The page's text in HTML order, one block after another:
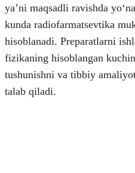
yaʼni maqsadli ravishda
kunda radiofarmatsevtika
hisoblanadi. Preparatlarni
fizikaning hisoblangan
tushunishni va tibbiy
talab qiladi.